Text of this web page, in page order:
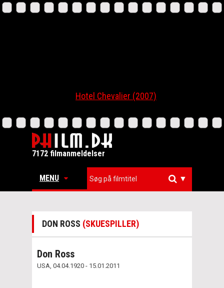
Hotel Chevalier (2007)
7172 filmanmeldelser
MENU ▼
DON ROSS (SKUESPILLER)
Don Ross
USA, 04.04.1920 - 15.01.2011